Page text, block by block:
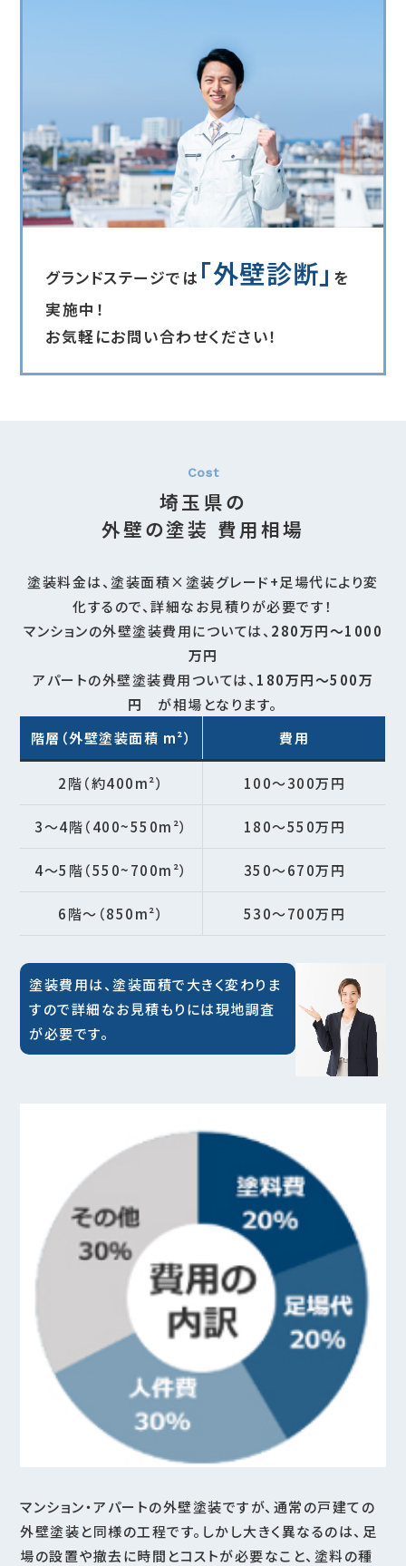
グランドステージでは 「外壁診断」 を
実施中！
お気軽にお問い合わせください！
埼玉県の
外壁の塗装 費用相場
塗装料金は、塗装面積×塗装グレード+足場代により変
化するので、詳細なお見積りが必要です！
マンションの外壁塗装費用については、 280万円～1000
万円
アパートの外壁塗装費用ついては、 180万円～500万
円
が相場となります。
階層（外壁塗装面積 m²）
費用
2階（約400m²） 100～300万円
3～4階（400~550m²） 180～550万円
4～5階（550~700m²） 350～670万円
6階～（850m²） 530～700万円
塗装費用は、塗装面積で大きく変わりま
すので詳細なお見積もりには現地調査
が必要です。
マンション・アパートの外壁塗装ですが、通常の戸建ての
外壁塗装と同様の工程です。しかし大きく異なるのは、足
場の設置や撤去に時間とコストが必要なこと、塗料の種